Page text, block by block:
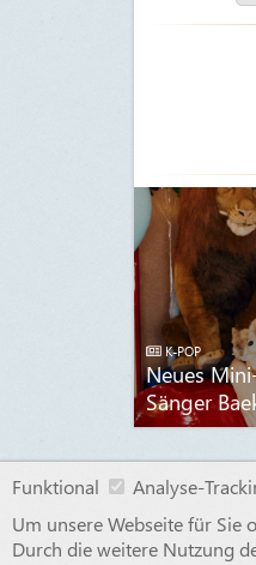
Funktional
Analyse-
Um unsere Webseite für Sie
Durch die weitere Nutzung
K-POP
Neues
Sänger